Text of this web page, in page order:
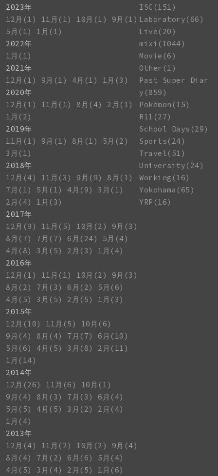
2023年
12月(1)
11月(1) 10月(1)
9月(1)
5月(1)
1月(1)
2022年
1月(1)
2021年
12月(1)
9月(1) 4月(1)
1月(3)
2020年
12月(1)
11月(1) 8月(4)
2月(1)
1月(2)
2019年
11月(1)
9月(1) 8月(1)
5月(2)
3月(1)
2018年
12月(4)
11月(3) 9月(9)
8月(1)
7月(1)
5月(1) 4月(9)
3月(1)
2月(4)
1月(3)
2017年
12月(9)
11月(5) 10月(2)
9月(3)
8月(7)
7月(7) 6月(24)
5月(4)
4月(8)
3月(5) 2月(3)
1月(4)
2016年
12月(1)
11月(1) 10月(2)
9月(3)
8月(2)
7月(3) 6月(2)
5月(6)
4月(5)
3月(5) 2月(5)
1月(3)
2015年
12月(10)
11月(5)
10月(6)
9月(4)
8月(4) 7月(7)
6月(10)
5月(6)
4月(5) 3月(8)
2月(11)
1月(14)
2014年
12月(26)
11月(6)
10月(1)
9月(4)
8月(3) 7月(3)
6月(4)
5月(5)
4月(5) 3月(2)
2月(4)
1月(4)
2013年
12月(4)
11月(2) 10月(2)
9月(4)
8月(4)
7月(2) 6月(6)
5月(4)
4月(5)
3月(4) 2月(5)
1月(6)
ISC(151)
Laboratory(66)
Live(20)
mixi(1044)
Movie(6)
Other(1)
Past Super Diar
y(859)
Pokemon(15)
R11(27)
School Days(29)
Sports(24)
Travel(51)
University(24)
Working(16)
Yokohama(65)
YRP(16)